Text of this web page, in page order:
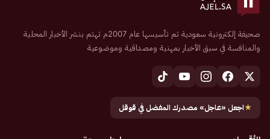
صحيفة إلكترونية سعودية تم تأسيسها عام 2007م تهتم بنشر الأخبار المحلية
والمنافسة في سبق الأخبار بمهنية ومصداقية وموضوعية
★اجعل «عاجل» مصدرك المفضل في قوقل